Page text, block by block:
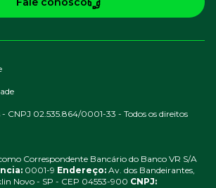
CNPJ 02.535.864/0001-33 - Todos os direitos
Correspondente Bancário do Banco VR S/A
0001-9 Endereço: Av. dos Bandeirantes,
Novo - SP - CEP 04553-900 CNPJ: